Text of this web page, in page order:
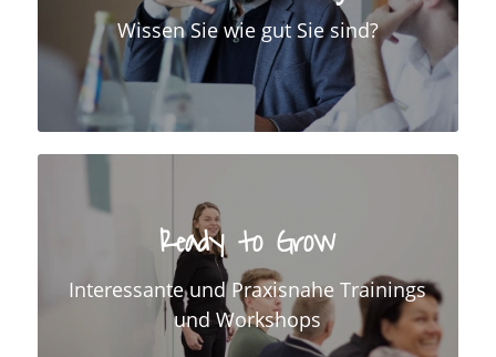
Wissen Sie wie gut Sie sind?
Ready to Grow
Interessante und Praxisnahe Trainings
und Workshops